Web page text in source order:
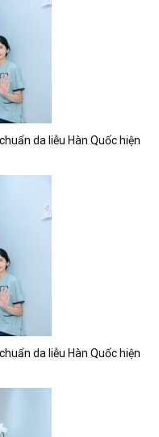
da liễu Hàn Quốc hiện
da liễu Hàn Quốc hiện